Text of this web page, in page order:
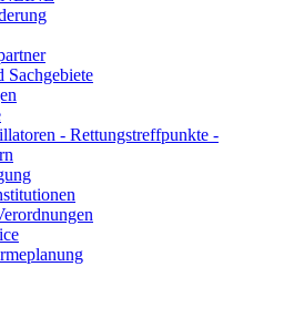
Sachgebiete
- Rettungstreffpunkte -